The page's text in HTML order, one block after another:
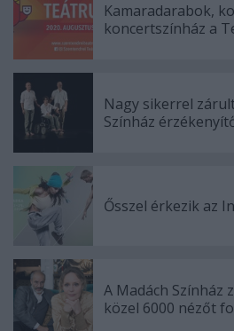
Kamaradarabok,
koncertszínház a
Nagy sikerrel
Színház
Ősszel érkezik az
A Madách Színház
közel 6000 nézőt